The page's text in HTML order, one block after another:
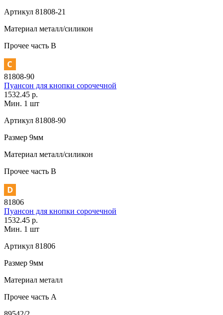
Артикул 81808-21
Материал металл/силикон
Прочее часть В
81808-90
Пуансон для кнопки сорочечной
1532.45 р.
Мин. 1 шт
Артикул 81808-90
Размер 9мм
Материал металл/силикон
Прочее часть В
81806
Пуансон для кнопки сорочечной
1532.45 р.
Мин. 1 шт
Артикул 81806
Размер 9мм
Материал металл
Прочее часть A